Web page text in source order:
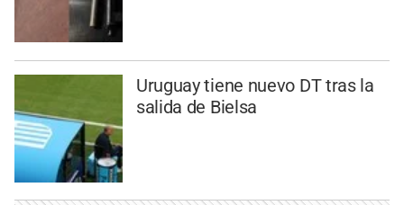
Uruguay tiene nuevo DT tras la
salida de Bielsa